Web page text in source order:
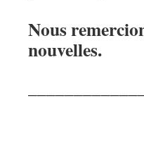
Nous
nouvelles.